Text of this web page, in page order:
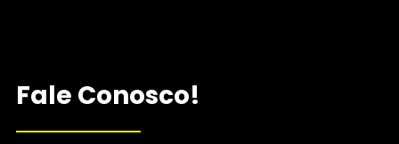
Fale Conosco!